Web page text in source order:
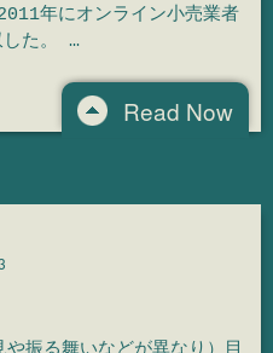
年にオンライン小売業者
た。 …
Read Now